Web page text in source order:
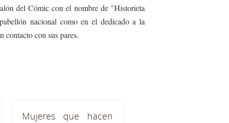
del Cómic con el nombre de "Historieta
nacional como en el dedicado a la
contacto con sus pares.
Mujeres que hacen